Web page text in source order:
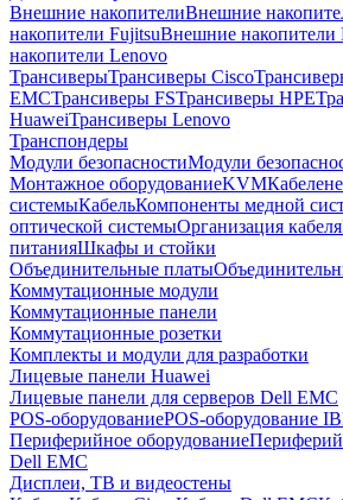
Внешние накопителиВнешние
накопители FujitsuВнешние накопители
накопители Lenovo
ТрансиверыТрансиверы Cisco
EMCТрансиверы FSТрансиверы HPE
HuaweiТрансиверы Lenovo
Транспондеры
Модули безопасностиМодули
Монтажное оборудованиеKVM
системыКабельКомпоненты медной
оптической системыОрганизация кабеля
питанияШкафы и стойки
Объединительные платы
Коммутационные модули
Коммутационные панели
Коммутационные розетки
Комплекты и модули для разработки
Лицевые панели Huawei
Лицевые панели для серверов Dell EMC
POS-оборудованиеPOS-оборудование
Периферийное оборудование
Dell EMC
Дисплеи, ТВ и видеостены